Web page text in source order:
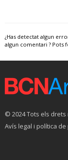
¿Has detectat algun
algun comentari ? Pots
© 2024 Tots els
Avís legal i política